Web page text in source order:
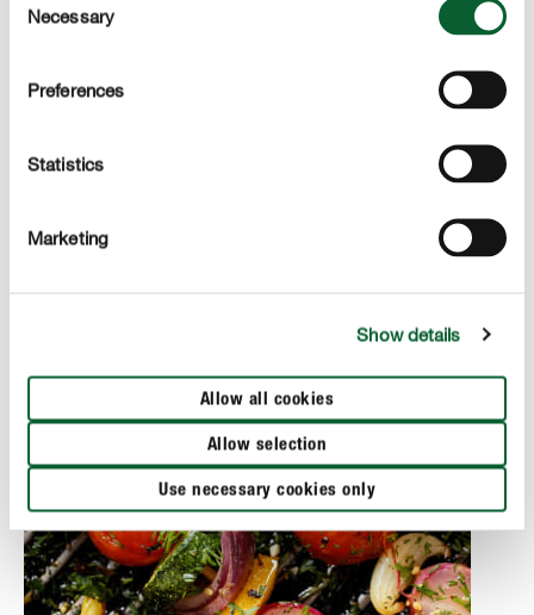
Selection
Necessary
Preferences
Statistics
Marketing
Show details
Allow all cookies
Allow selection
Use necessary cookies only